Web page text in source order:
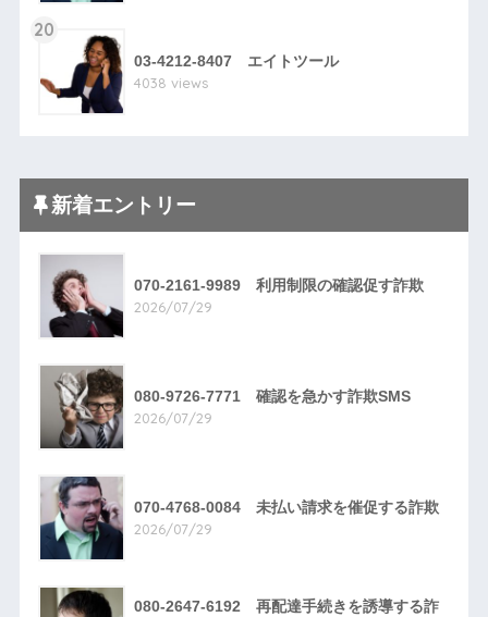
20
03-4212-8407 エイトツール
4038 views
新着エントリー
070-2161-9989 利用制限の確認促す詐欺
2026/07/29
080-9726-7771 確認を急かす詐欺SMS
2026/07/29
070-4768-0084 未払い請求を催促する詐欺
2026/07/29
080-2647-6192 再配達手続きを誘導する詐